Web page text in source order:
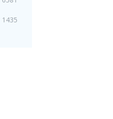
1435